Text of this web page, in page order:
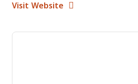
Visit Website Opens New Window